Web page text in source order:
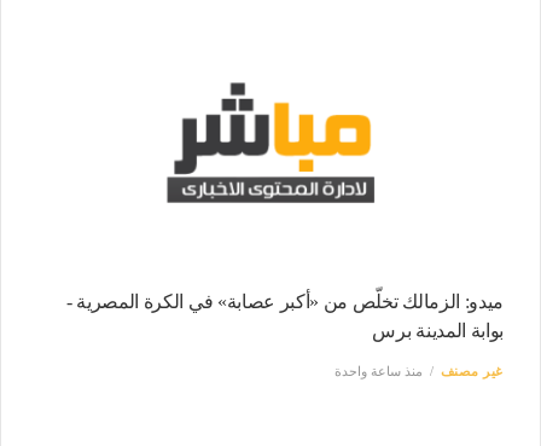
ميدو: الزمالك تخلّص من «أكبر عصابة» في الكرة المصرية -
بوابة المدينة برس
غير مصنف منذ ساعة واحدة